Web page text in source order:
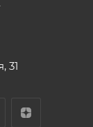
31